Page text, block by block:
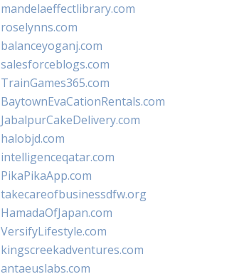
mandelaeffectlibrary.com
roselynns.com
balanceyoganj.com
salesforceblogs.com
TrainGames365.com
BaytownEvaCationRentals.com
JabalpurCakeDelivery.com
halobjd.com
intelligenceqatar.com
PikaPikaApp.com
takecareofbusinessdfw.org
HamadaOfJapan.com
VersifyLifestyle.com
kingscreekadventures.com
antaeuslabs.com